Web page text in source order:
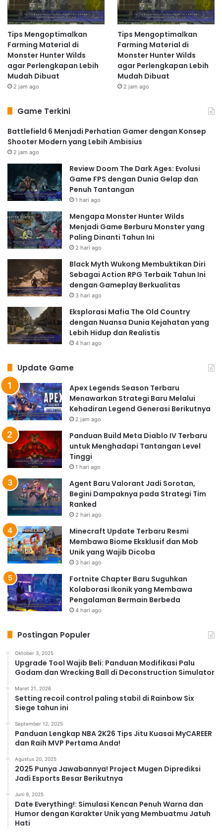
Tips Mengoptimalkan
Farming Material di
Monster Hunter Wilds
agar Perlengkapan Lebih
Mudah Dibuat
2 jam ago
Tips Mengoptimalkan
Farming Material di
Monster Hunter Wilds
agar Perlengkapan Lebih
Mudah Dibuat
2 jam ago
Game Terkini
Battlefield 6 Menjadi Perhatian Gamer dengan Konsep
Shooter Modern yang Lebih Ambisius
2 jam ago
Review Doom The Dark Ages: Evolusi
Game FPS dengan Dunia Gelap dan
Penuh Tantangan
1 hari ago
Mengapa Monster Hunter Wilds
Menjadi Game Berburu Monster yang
Paling Dinanti Tahun Ini
2 hari ago
Black Myth Wukong Membuktikan Diri
Sebagai Action RPG Terbaik Tahun Ini
dengan Gameplay Berkualitas
3 hari ago
Eksplorasi Mafia The Old Country
dengan Nuansa Dunia Kejahatan yang
Lebih Hidup dan Realistis
4 hari ago
Update Game
Apex Legends Season Terbaru
Menawarkan Strategi Baru Melalui
Kehadiran Legend Generasi Berikutnya
2 jam ago
Panduan Build Meta Diablo IV Terbaru
untuk Menghadapi Tantangan Level
Tinggi
1 hari ago
Agent Baru Valorant Jadi Sorotan,
Begini Dampaknya pada Strategi Tim
Ranked
2 hari ago
Minecraft Update Terbaru Resmi
Membawa Biome Eksklusif dan Mob
Unik yang Wajib Dicoba
3 hari ago
Fortnite Chapter Baru Suguhkan
Kolaborasi Ikonik yang Membawa
Pengalaman Bermain Berbeda
4 hari ago
Postingan Populer
Oktober 3, 2025
Upgrade Tool Wajib Beli: Panduan Modifikasi Palu
Godam dan Wrecking Ball di Deconstruction Simulator
Maret 21, 2026
Setting recoil control paling stabil di Rainbow Six
Siege tahun ini
September 12, 2025
Panduan Lengkap NBA 2K26 Tips Jitu Kuasai MyCAREER
dan Raih MVP Pertama Anda!
Agustus 20, 2025
2025 Punya Jawabannya! Project Mugen Diprediksi
Jadi Esports Besar Berikutnya
Juni 9, 2025
Date Everything!: Simulasi Kencan Penuh Warna dan
Humor dengan Karakter Unik yang Membuatmu Jatuh
Hati